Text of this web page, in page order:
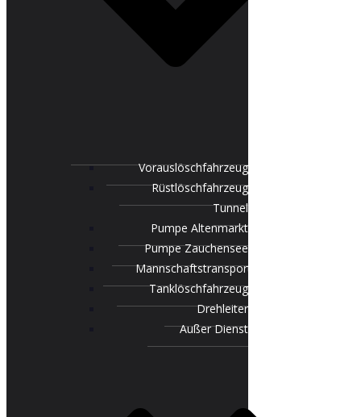
Vorauslöschfahrzeug
Rüstlöschfahrzeug
Tunnel
Pumpe Altenmarkt
Pumpe Zauchensee
Mannschaftstransportfahrzeug
Tanklöschfahrzeug
Drehleiter
Außer Dienst